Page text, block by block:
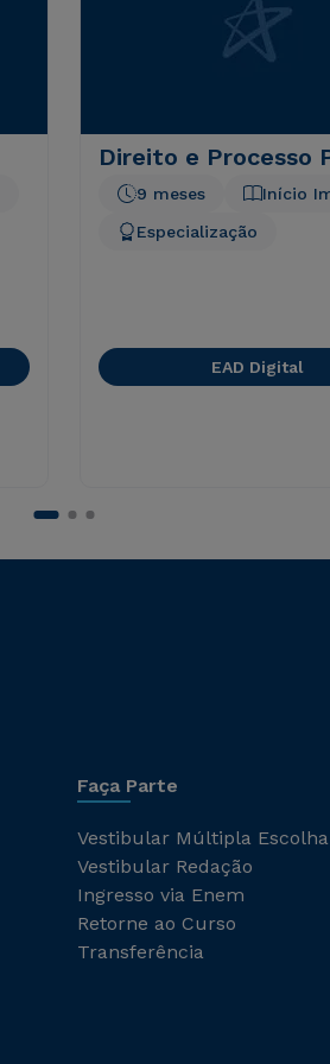
Direito e Processo
Início
9 meses
Especialização
EAD Digital
Faça Parte
Vestibular Múltipla Escolha
Vestibular Redação
Ingresso via Enem
Retorne ao Curso
Transferência